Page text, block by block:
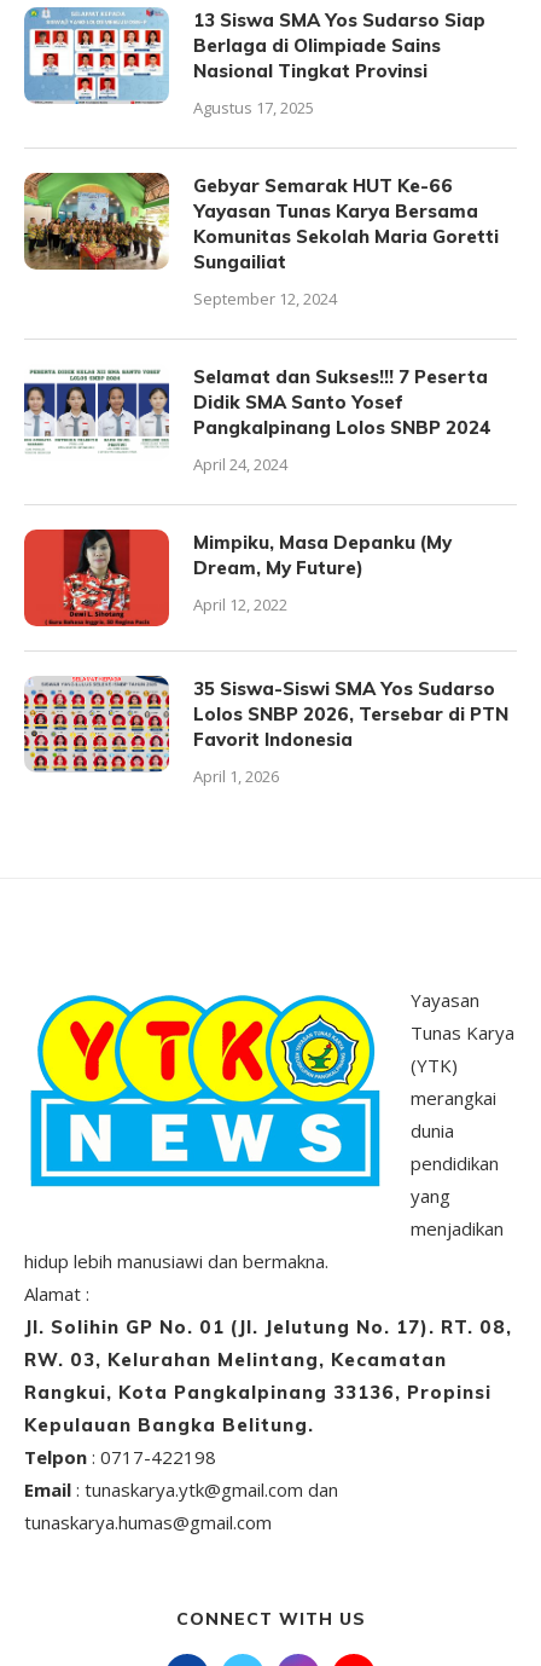
13 Siswa SMA Yos Sudarso Siap
Berlaga di Olimpiade Sains
Nasional Tingkat Provinsi
Agustus 17, 2025
Gebyar Semarak HUT Ke-66
Yayasan Tunas Karya Bersama
Komunitas Sekolah Maria Goretti
Sungailiat
September 12, 2024
Selamat dan Sukses!!! 7 Peserta
Didik SMA Santo Yosef
Pangkalpinang Lolos SNBP 2024
April 24, 2024
Mimpiku, Masa Depanku (My
Dream, My Future)
April 12, 2022
35 Siswa-Siswi SMA Yos Sudarso
Lolos SNBP 2026, Tersebar di PTN
Favorit Indonesia
April 1, 2026
Yayasan
Tunas Karya
(YTK)
merangkai
dunia
pendidikan
yang
menjadikan
hidup lebih manusiawi dan bermakna.
Alamat :
Jl. Solihin GP No. 01 (Jl. Jelutung No. 17). RT. 08,
RW. 03, Kelurahan Melintang, Kecamatan
Rangkui, Kota Pangkalpinang 33136, Propinsi
Kepulauan Bangka Belitung.
Telpon : 0717-422198
Email : tunaskarya.ytk@gmail.com dan
tunaskarya.humas@gmail.com
CONNECT WITH US